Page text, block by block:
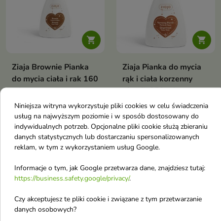

Ziaja Brownie Pianka
do mycia ciała i rak 160
ml
doskonały sposób na codzienną
pielęgnację, która łączy
skuteczność działania z
przyjemnością płynącą z
czekoladowego zapachu
4,10 €5,00 €

Ziaja Pianka do mycia
rąk i ciała korzenny
piernik 250 ml
Pianka do mycia rąk i ciała
korzenny piernik
4,27 €5,20 €
Niniejsza witryna wykorzystuje pliki cookies w celu świadczenia
usług na najwyższym poziomie i w sposób dostosowany do
indywidualnych potrzeb. Opcjonalne pliki cookie służą zbieraniu
danych statystycznych lub dostarczaniu spersonalizowanych
reklam, w tym z wykorzystaniem usług Google.
Informacje o tym, jak Google przetwarza dane, znajdziesz tutaj:
https://business.safety.google/privacy/.
Czy akceptujesz te pliki cookie i związane z tym przetwarzanie
danych osobowych?